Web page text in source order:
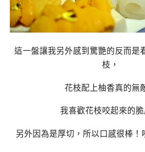
這一盤讓我另外感到驚艷的反而是
枝，
花枝配上柚香真的無
我喜歡花枝咬起來的脆
另外因為是厚切，所以口感很棒！